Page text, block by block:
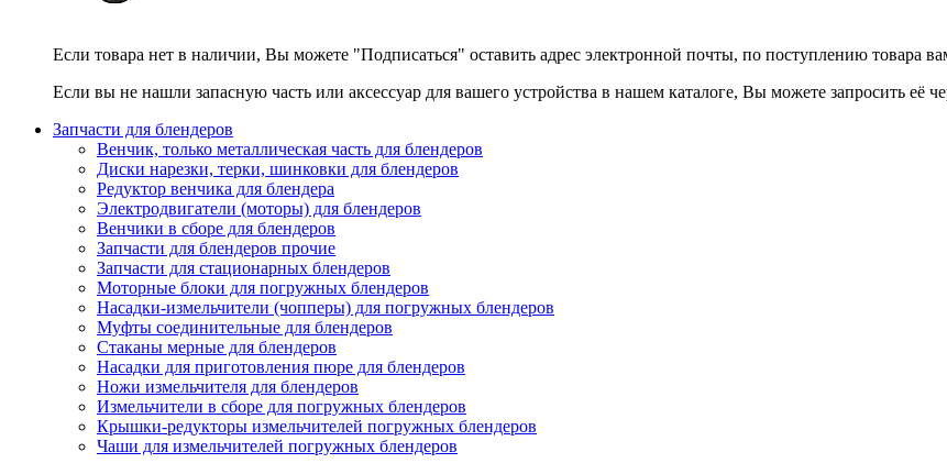
Если товара нет в наличии, Вы можете "Подписаться" оставить адрес электронной почты, по поступлению товара
Если вы не нашли запасную часть или аксессуар для вашего устройства в нашем каталоге, Вы можете запросить её
Запчасти для блендеров
Венчик, только металлическая часть для блендеров
Диски нарезки, терки, шинковки для блендеров
Редуктор венчика для блендера
Электродвигатели (моторы) для блендеров
Венчики в сборе для блендеров
Запчасти для блендеров прочие
Запчасти для стационарных блендеров
Моторные блоки для погружных блендеров
Насадки-измельчители (чопперы) для погружных блендеров
Муфты соединительные для блендеров
Стаканы мерные для блендеров
Насадки для приготовления пюре для блендеров
Ножи измельчителя для блендеров
Измельчители в сборе для погружных блендеров
Крышки-редукторы измельчителей погружных блендеров
Чаши для измельчителей погружных блендеров